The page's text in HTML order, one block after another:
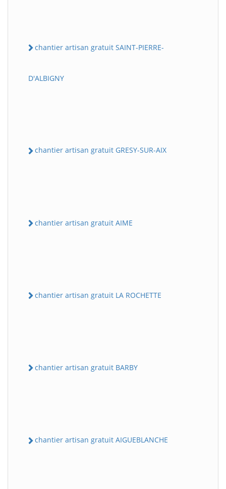
chantier artisan gratuit SAINT-PIERRE-
D'ALBIGNY
chantier artisan gratuit GRESY-SUR-AIX
chantier artisan gratuit AIME
chantier artisan gratuit LA ROCHETTE
chantier artisan gratuit BARBY
chantier artisan gratuit AIGUEBLANCHE